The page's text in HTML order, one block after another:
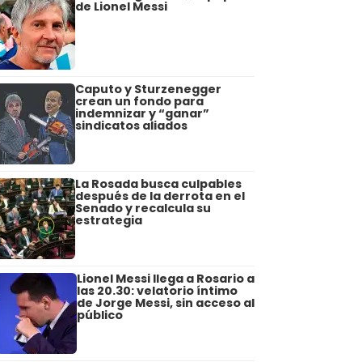
de Lionel Messi
Caputo y Sturzenegger
crean un fondo para
indemnizar y “ganar”
sindicatos aliados
La Rosada busca culpables
después de la derrota en el
Senado y recalcula su
estrategia
Lionel Messi llega a Rosario a
las 20.30: velatorio íntimo
de Jorge Messi, sin acceso al
público